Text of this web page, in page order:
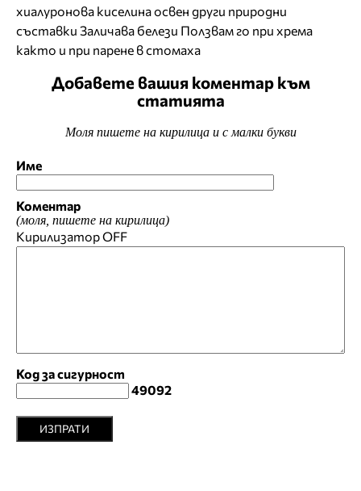
хиалуронова киселина освен други природни
съставки Заличава белези Ползвам го при хрема
както и при парене в стомаха
Добавете вашия коментар към
статията
Моля пишете на кирилица и с малки букви
Име
Коментар
(моля, пишете на кирилица)
КирилизаторOFF
Код за сигурност
49092
ИЗПРАТИ